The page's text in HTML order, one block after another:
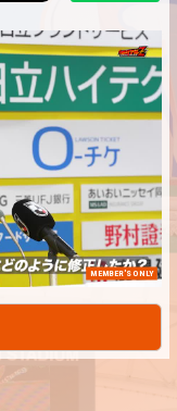
MEMBER'S ONLY